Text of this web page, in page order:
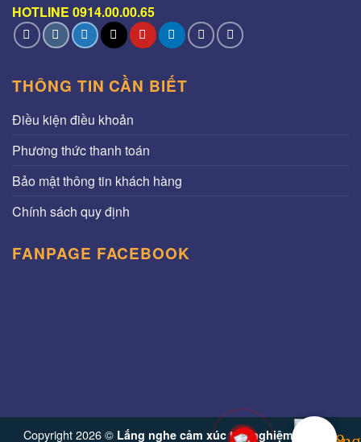
HOTLINE 0914.00.00.65
THÔNG TIN CẦN BIẾT
Điều kiện điều khoản
Phương thức thanh toán
Bảo mật thông tin khách hàng
Chính sách quy định
FANPAGE FACEBOOK
Copyright 2026 © Lắng nghe cảm xúc trải nghiệm từ Vinh